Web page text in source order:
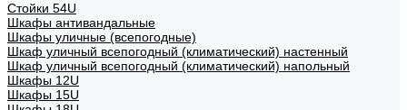
Стойки 54U
Шкафы антивандальные
Шкафы уличные (всепогодные)
Шкаф уличный всепогодный (климатический) настенный
Шкаф уличный всепогодный (климатический) напольный
Шкафы 12U
Шкафы 15U